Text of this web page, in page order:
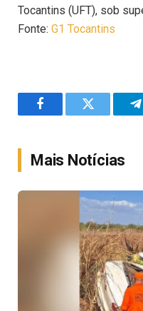
Tocantins (UFT), sob
Fonte: G1 Tocantins
FacebookTwitter
Mais Notícias